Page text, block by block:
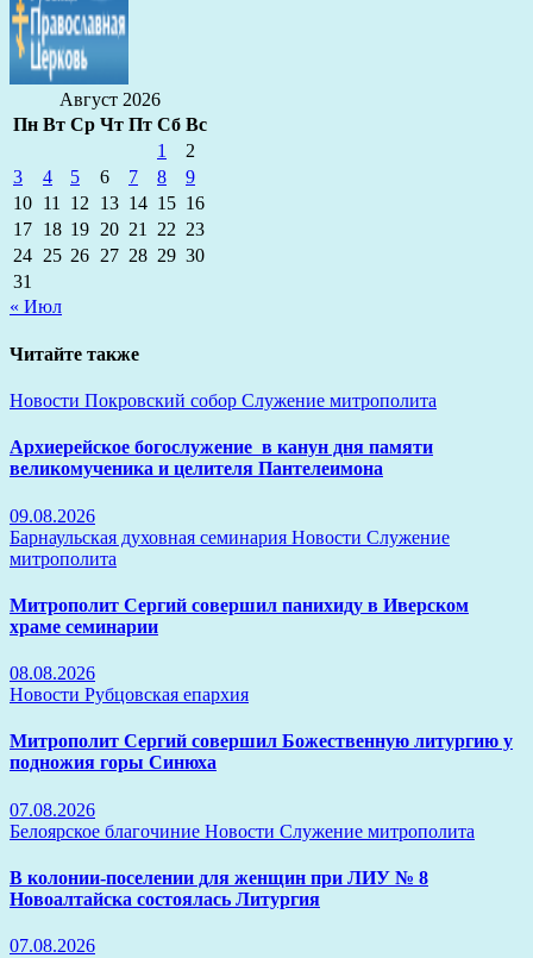
Август 2026
Пн Вт Ср Чт Пт Сб Вс
1
2
3
4 5 6 7 8
9
10 11 12 13 14 15 16
17 18 19 20 21 22 23
24 25 26 27 28 29 30
31
« Июл
Читайте также
Новости Покровский собор Служение митрополита
Архиерейское богослужение в канун дня памяти
великомученика и целителя Пантелеимона
09.08.2026
Барнаульская духовная семинария Новости Служение
митрополита
Митрополит Сергий совершил панихиду в Иверском
храме семинарии
08.08.2026
Новости Рубцовская епархия
Митрополит Сергий совершил Божественную литургию у
подножия горы Синюха
07.08.2026
Белоярское благочиние Новости Служение митрополита
В колонии-поселении для женщин при ЛИУ № 8
Новоалтайска состоялась Литургия
07.08.2026